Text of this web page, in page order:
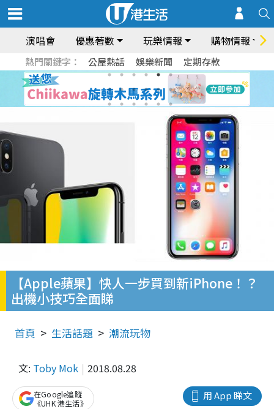
演唱會 優惠著數 玩樂情報 購物情報
熱門關鍵字： 公屋熱話 娛樂新聞 定期存款
【Apple蘋果】快人一步買到新iPhone！？
出機小技巧全面睇
首頁 生活話題 潮流玩物
文: Toby Mok 2018.08.28
用 App 睇文
在Google追蹤
《UHK 港生活》